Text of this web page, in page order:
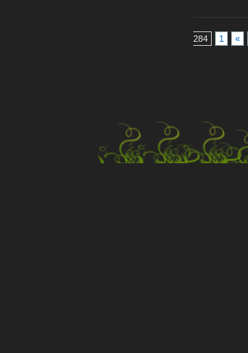
284 1 «